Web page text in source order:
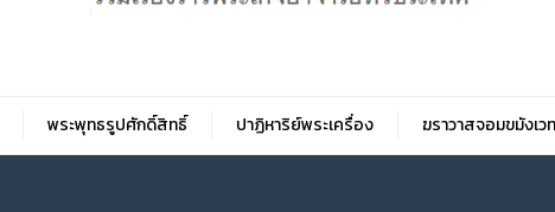
พระพุทธรูปศักดิ์สิทธิ์ ปาฏิหาริย์พระเครื่อง ฆราวาสจอมขมังเว